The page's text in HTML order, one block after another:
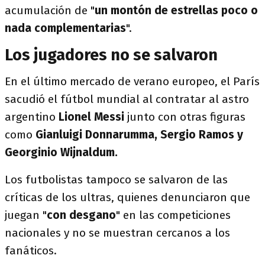
acumulación de "un montón de estrellas poco o
nada complementarias".
Los jugadores no se salvaron
En el último mercado de verano europeo, el París
sacudió el fútbol mundial al contratar al astro
argentino Lionel Messi junto con otras figuras
como Gianluigi Donnarumma, Sergio Ramos y
Georginio Wijnaldum.
Los futbolistas tampoco se salvaron de las
críticas de los ultras, quienes denunciaron que
juegan "con desgano" en las competiciones
nacionales y no se muestran cercanos a los
fanáticos.